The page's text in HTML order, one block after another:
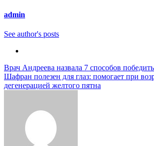
admin
See author's posts
Навигация
по
Врач Андреева назвала 7 способов
Шафран полезен для глаз: помогает при
дегенерацией желтого пятна